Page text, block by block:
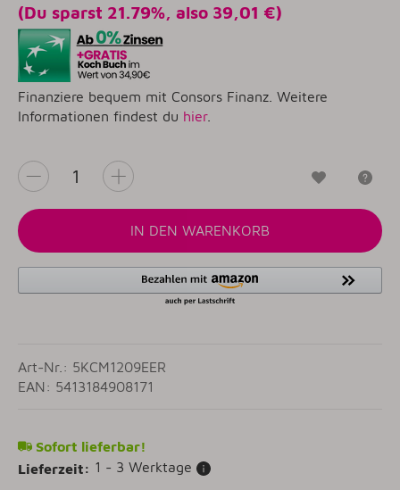
(Du sparst 21.79%, also 39,01 €)
Finanziere bequem mit Consors Finanz. Weitere
Informationen findest du hier.
IN DEN WARENKORB
Art-Nr.: 5KCM1209EER
EAN: 5413184908171
Sofort lieferbar!
Lieferzeit: 1 - 3 Werktage